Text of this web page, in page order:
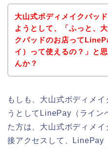
大山式ボディメイクパッ
ようとして、「ふっと、
クパッドのお店って
イ）って使えるの？」と
んか？
もしも、大山式ボディメ
うとしてLinePay（ライン
た方は、大山式ボディメ
接アクセスして、LinePay